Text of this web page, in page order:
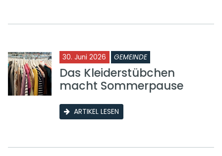
30. Juni 2026 GEMEINDE
Das Kleiderstübchen
macht Sommerpause
ARTIKEL LESEN